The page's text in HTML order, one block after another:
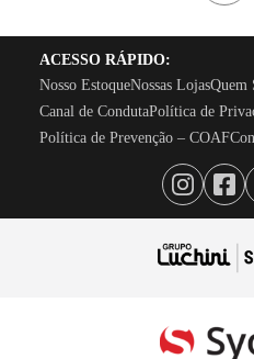
ACESSO RÁPIDO:
Nosso EstoqueNossas LojasQuem
Canal de CondutaPolítica de
Política de Prevenção – COAF